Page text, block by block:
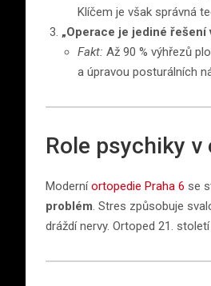
Klíčem je však správná
„Operace je jediné řešení
Fakt: Až 90 % výhřezů
a úpravou posturálních
Role psychiky
Moderníortopedie Praha 6 se
problém. Stres způsobuje
dráždí nervy. Ortoped 21.